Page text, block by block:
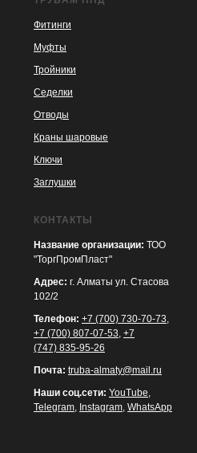
KASPI
SATU
WILDBERRIES
Фитинги
Муфты
Тройники
Седелки
Отводы
Краны шаровые
Ключи
Заглушки
КОНТАКТЫ
Название организации: ТОО
"ТоргПромПласт"
Адрес: г. Алматы ул. Стасова
102/2
Телефон: +7 (700) 730-70-73,
+7 (700) 807-07-53, +7
(747) 835-95-26
Почта: truba-almaty@mail.ru
Наши соц.сети: YouTube,
Telegram, Instagram, WhatsApp